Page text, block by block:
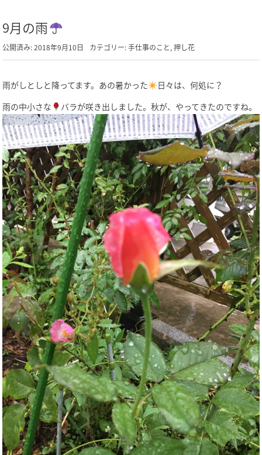
9月の雨
公開済み: 2018年9月10日 カテゴリー:手仕事のこと,押し花
雨がしとしと降ってます。あの暑かった
日々は、何処に？
雨の中小さな
バラが咲き出しました。秋が、やってきたのですね。